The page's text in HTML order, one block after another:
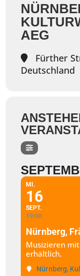
AEG
Fürther
Deutschland
MI.
16
SEPT.
19:00
Nürnberg,
Musizieren
erhältlich.
Nürnberg,